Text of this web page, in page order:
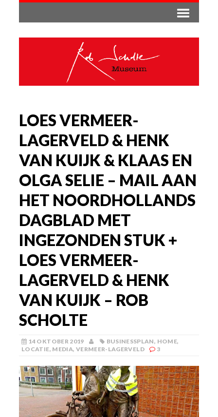
LOES VERMEER-
LAGERVELD & HENK
VAN KUIJK & KLAAS EN
OLGA SELIE – MAIL AAN
HET NOORDHOLLANDS
DAGBLAD MET
INGEZONDEN STUK +
LOES VERMEER-
LAGERVELD & HENK
VAN KUIJK – ROB
SCHOLTE
14 OKTOBER 2019 BUSINESSPLAN, HOME,
LOCATIE, MEDIA, VERMEER-LAGERVELD 3